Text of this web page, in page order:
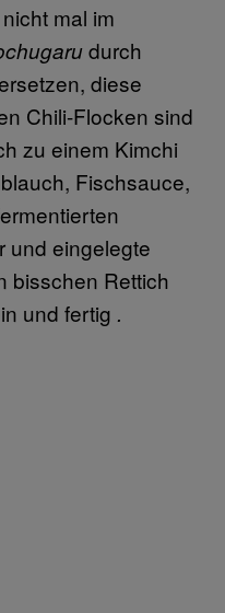
mal im
durch
diese
Chili-Flocken sind
zu einem Kimchi
Fischsauce,
und eingelegte
bisschen Rettich
und fertig .